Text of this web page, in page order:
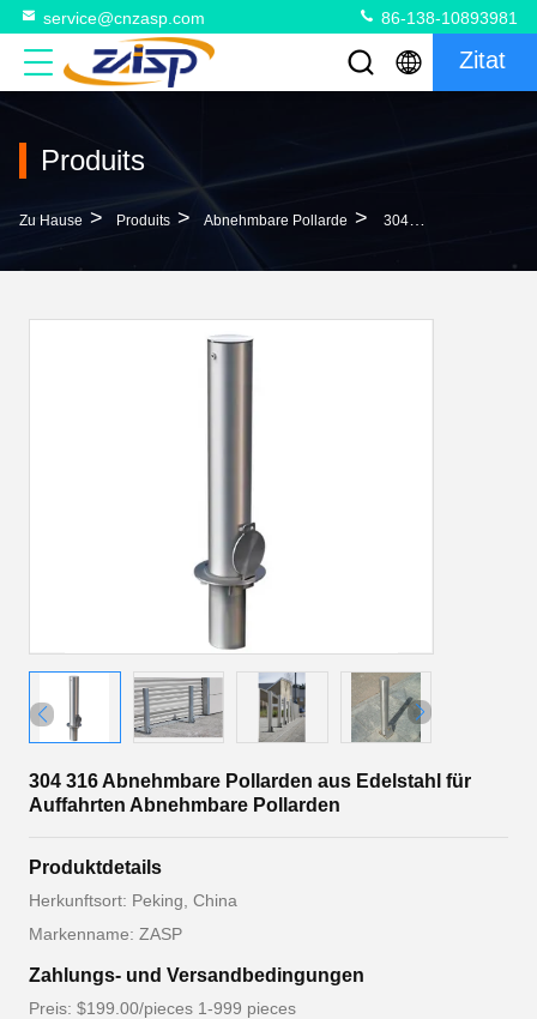
service@cnzasp.com 86-138-10893981
Zitat
Produits
Zu Hause > Produits > Abnehmbare Pollarde > 304 316 Abnehmbare Pollarden Aus Edelstahl Für Auffahrten Abnehmbare Pollarden
304 316 Abnehmbare Pollarden aus Edelstahl für
Auffahrten Abnehmbare Pollarden
Produktdetails
Herkunftsort: Peking, China
Markenname: ZASP
Zahlungs- und Versandbedingungen
Preis: $199.00/pieces 1-999 pieces